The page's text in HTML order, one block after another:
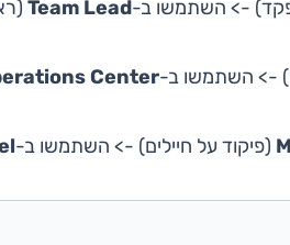
-> השתמשו ב-Team Lead
-> השתמשו ב-Center
(פיקוד על חיילים) -> השתמשו ב-